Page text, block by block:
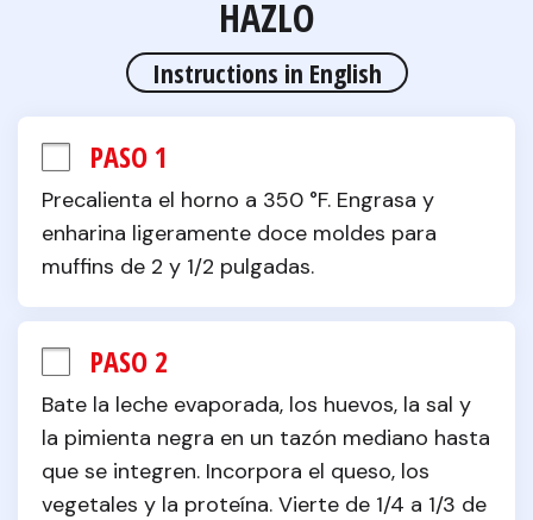
HAZLO
Instructions in English
PASO 1
Precalienta el horno a 350 °F. Engrasa y
enharina ligeramente doce moldes para
muffins de 2 y 1/2 pulgadas.
PASO 2
Bate la leche evaporada, los huevos, la sal y
la pimienta negra en un tazón mediano hasta
que se integren. Incorpora el queso, los
vegetales y la proteína. Vierte de 1/4 a 1/3 de